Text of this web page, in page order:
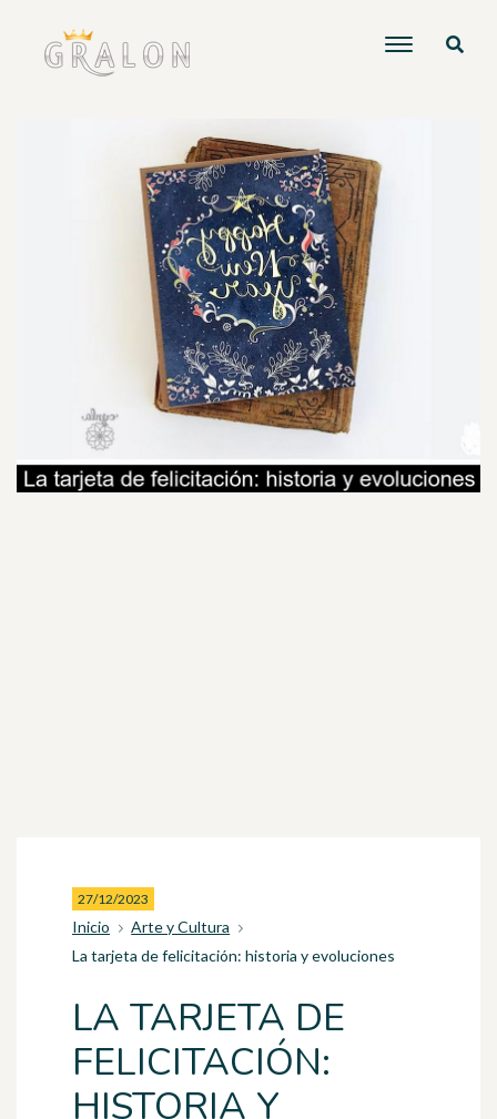
27/12/2023
Inicio
Arte y Cultura
La tarjeta de felicitación: historia y evoluciones
LA TARJETA DE
FELICITACIÓN:
HISTORIA Y